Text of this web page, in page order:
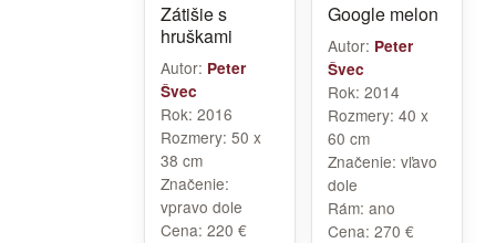
Zátišie s
hruškami
Autor: Peter
Švec
Rok: 2016
Rozmery: 50 x
38 cm
Značenie:
vpravo dole
Cena: 220 €
Google melon
Autor: Peter
Švec
Rok: 2014
Rozmery: 40 x
60 cm
Značenie: vľavo
dole
Rám: ano
Cena: 270 €